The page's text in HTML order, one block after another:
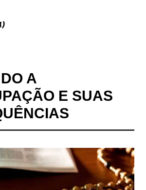
A
E SUAS